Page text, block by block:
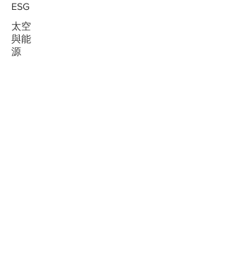
ESG
太空
與能
源